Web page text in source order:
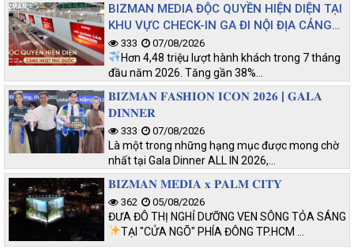
BIZMAN MEDIA ĐỘC QUYỀN HIỆN DIỆN TẠI
KHU VỰC CHECK-IN GA ĐI NỘI ĐỊA CẢNG
HKQT PHÚ QUỐC
333 07/08/2026
Hơn 4,48 triệu lượt hành khách trong 7 tháng
đầu năm 2026. Tăng gần 38%…
𝐁𝐈𝐙𝐌𝐀𝐍 𝐅𝐀𝐒𝐇𝐈𝐎𝐍 𝐈𝐂𝐎𝐍 𝟐𝟎𝟐𝟔 | 𝐆𝐀𝐋𝐀
𝐃𝐈𝐍𝐍𝐄𝐑
333 07/08/2026
Là một trong những hạng mục được mong chờ
nhất tại Gala Dinner ALL IN 2026,…
𝐁𝐈𝐙𝐌𝐀𝐍 𝐌𝐄𝐃𝐈𝐀 𝐱 𝐏𝐀𝐋𝐌 𝐂𝐈𝐓𝐘
362 05/08/2026
ĐƯA ĐÔ THỊ NGHỈ DƯỠNG VEN SÔNG TỎA SÁNG
TẠI "CỬA NGÕ" PHÍA ĐÔNG TP.HCM